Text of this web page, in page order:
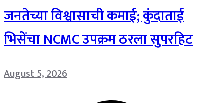
जनतेच्या विश्वासाची कमाई; कुंदाताई
भिसेंचा NCMC उपक्रम ठरला सुपरहिट
August 5, 2026